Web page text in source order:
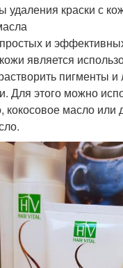
краски с
и
является
пигменты и
Для этого можно
кокосовое масло или